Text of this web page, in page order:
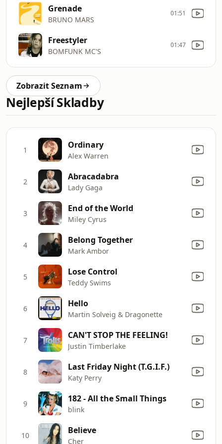
Grenade
BRUNO MARS
01:51
Freestyler
BOMFUNK MC'S
01:47
Zobrazit Seznam
Nejlepší Skladby
1 Ordinary
Alex Warren
2 Abracadabra
Lady Gaga
3 End of the World
Miley Cyrus
4 Belong Together
Mark Ambor
5 Lose Control
Teddy Swims
6 Hello
Martin Solveig & Dragonette
7 CAN'T STOP THE FEELING!
Justin Timberlake
8 Last Friday Night (T.G.I.F.)
Katy Perry
9 182 - All the Small Things
blink
10 Believe
Cher